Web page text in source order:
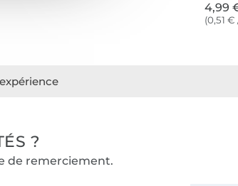
4,99
(0,51 €
?
de remerciement.